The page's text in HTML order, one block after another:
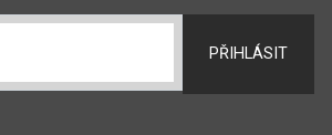
PŘIHLÁSIT